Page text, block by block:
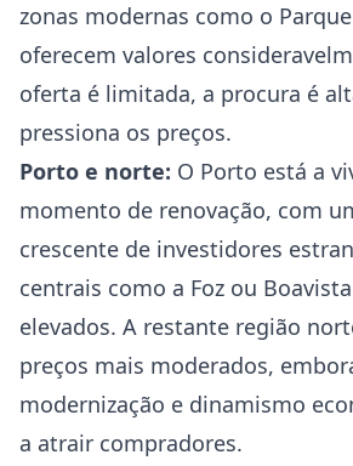
zonas modernas como o
oferecem valores
oferta é limitada, a procura é
pressiona os preços.
Porto e norte: O Porto está a
momento de renovação, com
crescente de investidores
centrais como a Foz ou
elevados. A restante região
preços mais moderados,
modernização e dinamismo
a atrair compradores.